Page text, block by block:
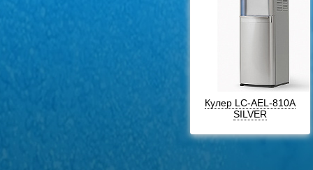
Кулер LC-AEL-810A
SILVER